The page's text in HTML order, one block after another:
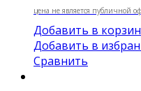
цена не является публичной
Добавить в
Добавить в
Сравнить